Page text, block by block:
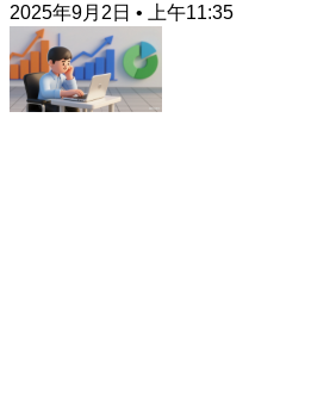
2025年9月2日 上午11:35